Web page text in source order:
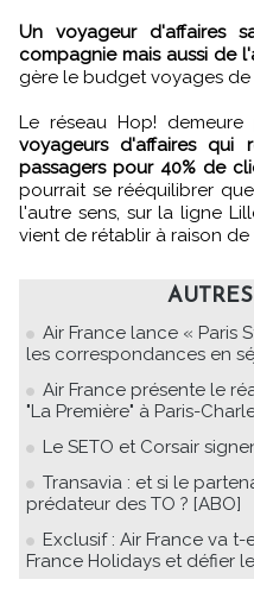
Un voyageur d'affaires
compagnie mais aussi de
gère le budget voyages de
Le réseau Hop!
voyageurs d'affaires qui
passagers pour 40% de
pourrait se rééquilibrer
l'autre sens, sur la ligne
vient de rétablir à raison
Air France lance « Paris
les correspondances en
Air France présente le
"La Première" à Paris-
Le SETO et Corsair
Transavia : et si le
prédateur des TO ? [ABO]
Exclusif : Air France va
France Holidays et défier